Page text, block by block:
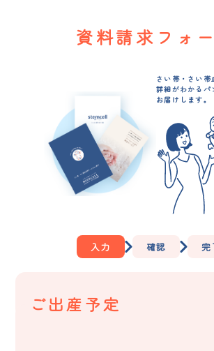
資料請求フォ
さい帯・さい帯
詳細がわかるパ
お届けします。
入力 確認 完
ご出産予定